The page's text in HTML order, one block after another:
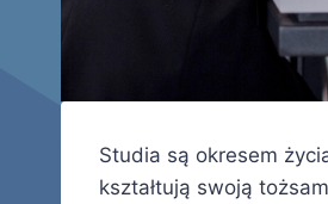
Studia są okresem
kształtują swoją